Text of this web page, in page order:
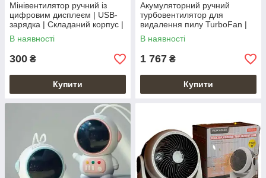
Мінівентилятор ручний із
цифровим дисплеєм | USB-
зарядка | Складаний корпус |
Переносний для літа
В наявності
300 ₴
Купити
Акумуляторний ручний
турбовентилятор для
видалення пилу TurboFan |
130000 об.Мін 8000 мА·год
В наявності
1 767 ₴
Купити